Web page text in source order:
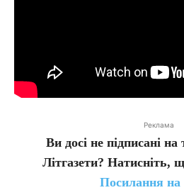
Реклама
Ви досі не підписані
Літгазети? Натисніть,
Посилання на